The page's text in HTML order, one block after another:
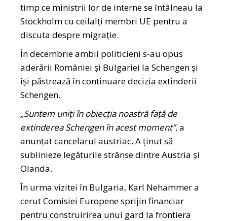
timp ce ministrii lor de interne se întâlneau la
Stockholm cu ceilalți membri UE pentru a
discuta despre migrație.
În decembrie ambii politicieni s-au opus
aderării României și Bulgariei la Schengen și
își păstrează în continuare decizia extinderii
Schengen.
„Suntem uniţi în obiecţia noastră faţă de
extinderea Schengen în acest moment”, a
anunţat cancelarul austriac. A ținut să
sublinieze legăturile strânse dintre Austria și
Olanda.
În urma vizitei în Bulgaria, Karl Nehammer a
cerut Comisiei Europene sprijin financiar
pentru construirirea unui gard la frontiera